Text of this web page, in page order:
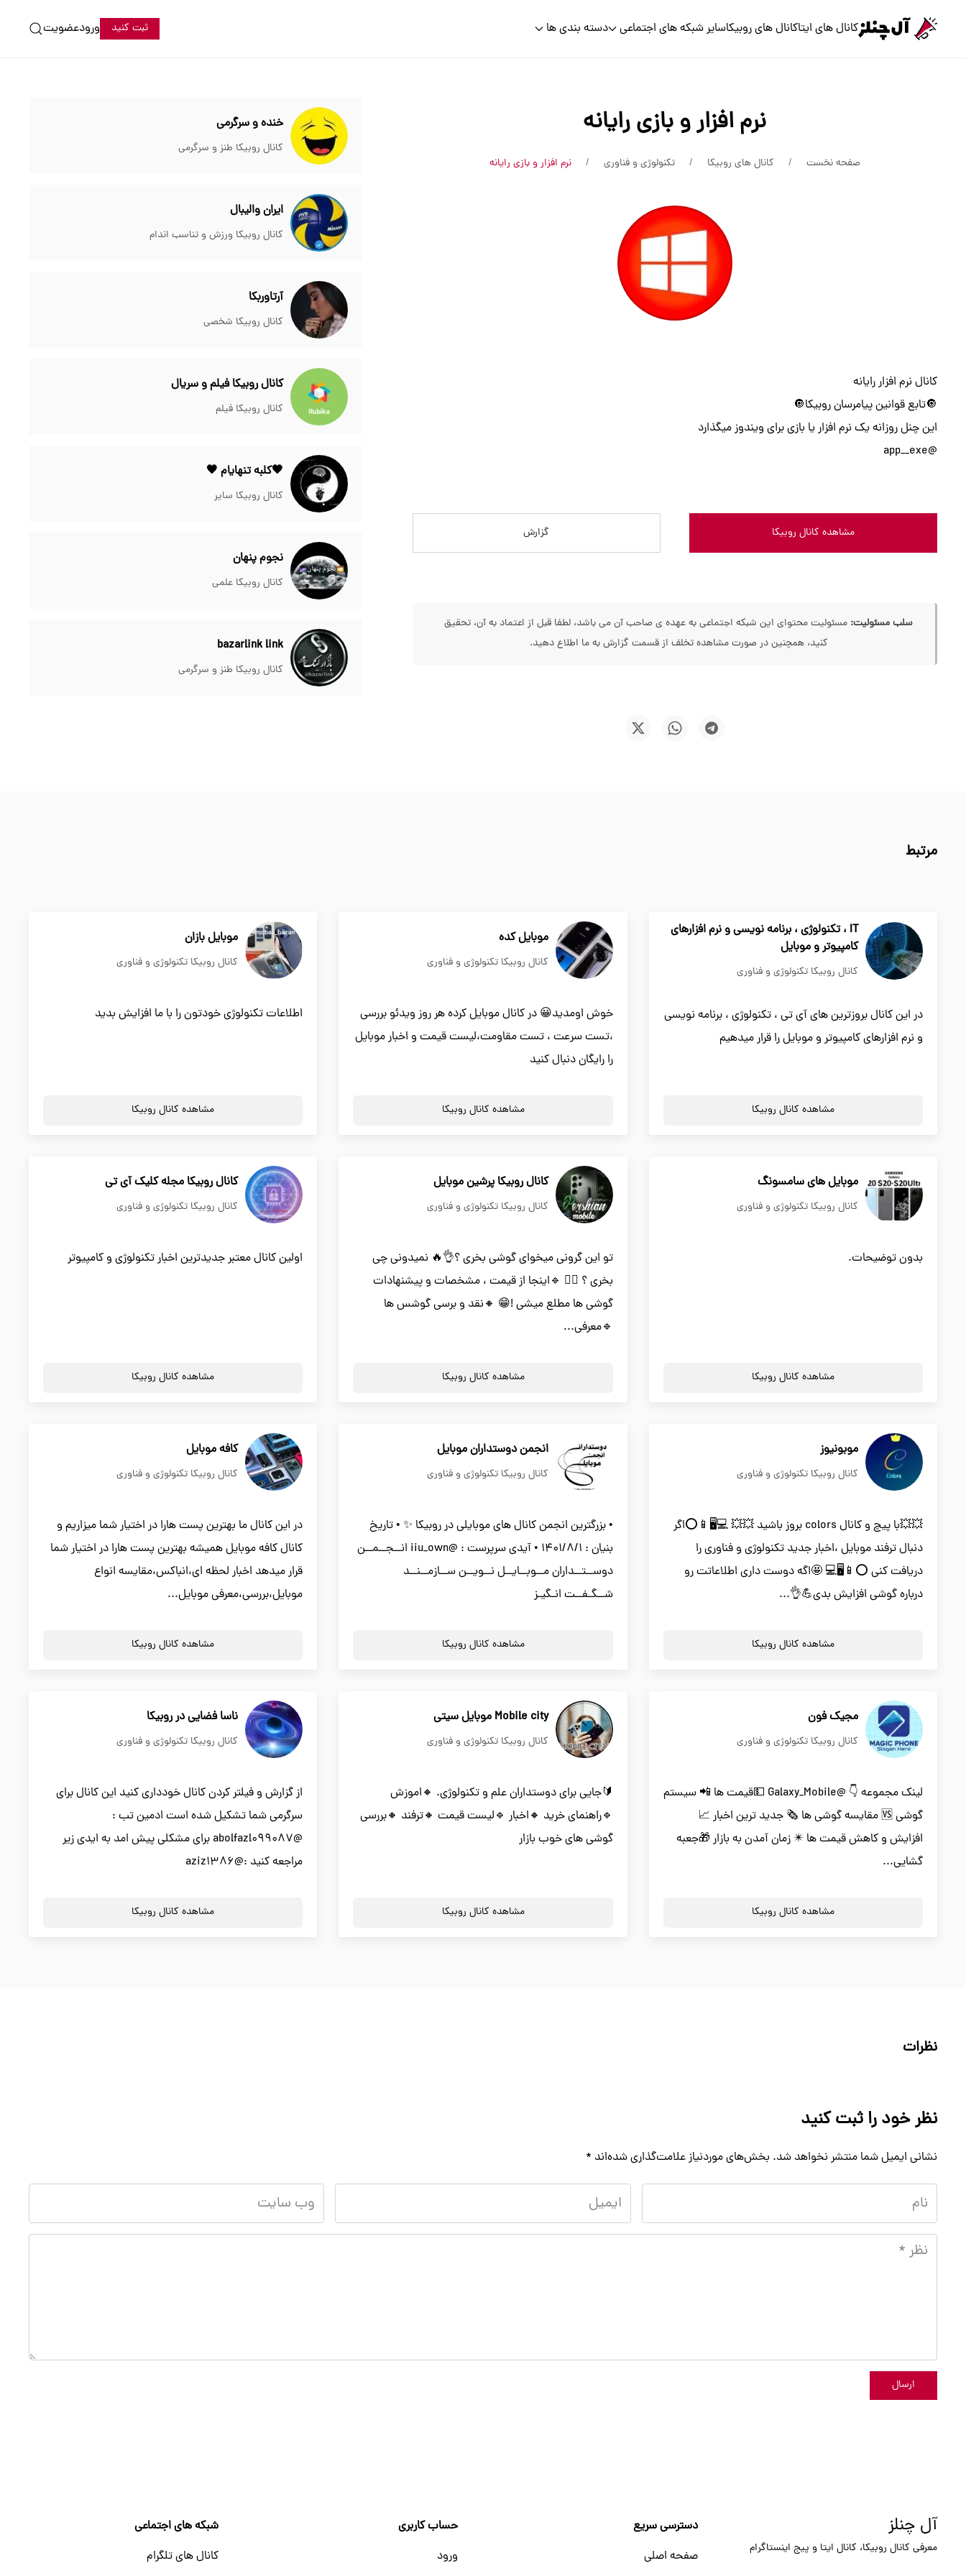
کانال های ایتاکانال های روبیکاسایر شبکه های اجتماعی دسته بندی ها ثبت کنید ورودعضویت
نرم افزار و بازی رایانه
صفحه نخست کانال های روبیکا تکنولوژی و فناوری نرم افزار و بازی رایانه
کانال نرم افزار رایانه
🔘تابع قوانین پیامرسان روبیکا🔘
این چنل روزانه یک نرم افزار یا بازی برای ویندوز میگذارد
@app__exe
مشاهده کانال روبیکا گزارش
سلب مسئولیت: مسئولیت محتوای این شبکه اجتماعی به عهده ی صاحب آن می باشد، لطفا قبل از اعتماد به آن، تحقیق
کنید، همچنین در صورت مشاهده تخلف از قسمت گزارش به ما اطلاع دهید.
خنده و سرگرمی
کانال روبیکا طنز و سرگرمی
ایران والیبال
کانال روبیکا ورزش و تناسب اندام
آرتاوربکا
کانال روبیکا شخصی
کانال روبیکا فیلم و سریال
کانال روبیکا فیلم
🖤کلبه تنهایام 🖤
کانال روبیکا سایر
نجوم پنهان
کانال روبیکا علمی
bazarlink link
کانال روبیکا طنز و سرگرمی
مرتبط
IT ، تکنولوژی ، برنامه نویسی و نرم افزارهای
کامپیوتر و موبایل
کانال روبیکا تکنولوژی و فناوری
در این کانال بروزترین های آی تی ، تکنولوژی ، برنامه نویسی
و نرم افزارهای کامپیوتر و موبایل را قرار میدهیم
مشاهده کانال روبیکا
موبایل کده
کانال روبیکا تکنولوژی و فناوری
خوش اومدید😀 در کانال موبایل کرده هر روز ویدئو بررسی
،تست سرعت ، تست مقاومت،لیست قیمت و اخبار موبایل
را رایگان دنبال کنید
مشاهده کانال روبیکا
موبایل بازان
کانال روبیکا تکنولوژی و فناوری
اطلاعات تکنولوژی خودتون را با ما افزایش بدید
مشاهده کانال روبیکا
موبایل های سامسونگ
کانال روبیکا تکنولوژی و فناوری
بدون توضیحات.
مشاهده کانال روبیکا
کانال روبیکا پرشین موبایل
کانال روبیکا تکنولوژی و فناوری
تو این گرونی میخوای گوشی بخری ؟👌🔥 نمیدونی چی
بخری ؟ 🤷‍♂ 🔹اینجا از قیمت ، مشخصات و پیشنهادات
گوشی ها مطلع میشی !😁 🔸نقد و برسی گوشس ها
🔹معرفی...
مشاهده کانال روبیکا
کانال روبیکا مجله کلیک آی تی
کانال روبیکا تکنولوژی و فناوری
اولین کانال معتبر جدیدترین اخبار تکنولوژی و کامپیوتر
مشاهده کانال روبیکا
موبونیوز
کانال روبیکا تکنولوژی و فناوری
💥💥با پیچ و کانال colors بروز باشید 💥💥 💻🖥📱⭕اگر
دنبال ترفند موبایل ،اخبار جدید تکنولوژی و فناوری را
دریافت کنی ⭕📱🖥💻 🤩اگه دوست داری اطلاعاتت رو
درباره گوشی افزایش بدی💪👌...
مشاهده کانال روبیکا
انجمن دوستداران موبایل
کانال روبیکا تکنولوژی و فناوری
• بزرگترین انجمن کانال های موبایلی در روبیکا ✨ • تاریخ
بنیان : 1401/8/1 • آیدی سرپرست : @iiu_own انــجــمــن
دوســتــداران مــوبــایــل نــویــن ســازمــنــد
شــگـفــت انـگیـز
مشاهده کانال روبیکا
کافه موبایل
کانال روبیکا تکنولوژی و فناوری
در این کانال ما بهترین پست هارا در اختیار شما میزاریم و
کانال کافه موبایل همیشه بهترین پست هارا در اختیار شما
قرار میدهد اخبار لحظه ای،انباکس،مقایسه انواع
موبایل،بررسی،معرفی موبایل...
مشاهده کانال روبیکا
مجیک فون
کانال روبیکا تکنولوژی و فناوری
لینک مجموعه 👇 @Galaxy_Mobile 💵قیمت ها 📲 سیستم
گوشی 🆚 مقایسه گوشی ها 🗞 جدید ترین اخبار 📈
افزایش و کاهش قیمت ها ✴️ زمان آمدن به بازار 🎁جعبه
گشایی...
مشاهده کانال روبیکا
Mobile city موبایل سیتی
کانال روبیکا تکنولوژی و فناوری
🔰جایی برای دوستداران علم و تکنولوژی. 🔸️اموزش
🔹️راهنمای خرید 🔸️اخبار 🔹️لیست قیمت 🔸️ترفند 🔸️بررسی
گوشی های خوب بازار
مشاهده کانال روبیکا
ناسا فضایی در روبیکا
کانال روبیکا تکنولوژی و فناوری
از گزارش و فیلتر کردن کانال خودداری کنید این کانال برای
سرگرمی شما تشکیل شده است ادمین تب :
@abolfazl099087 برای مشکلی پیش امد به ایدی زیر
مراجعه کنید :@aziz1386
مشاهده کانال روبیکا
نظرات
نظر خود را ثبت کنید
نشانی ایمیل شما منتشر نخواهد شد. بخش‌های موردنیاز علامت‌گذاری شده‌اند *
ارسال
دسترسی سریع
صفحه اصلی
حساب کاربری
ورود
شبکه های اجتماعی
کانال های تلگرام
آل چنلز
معرفی کانال روبیکا، کانال ایتا و پیج اینستاگرام